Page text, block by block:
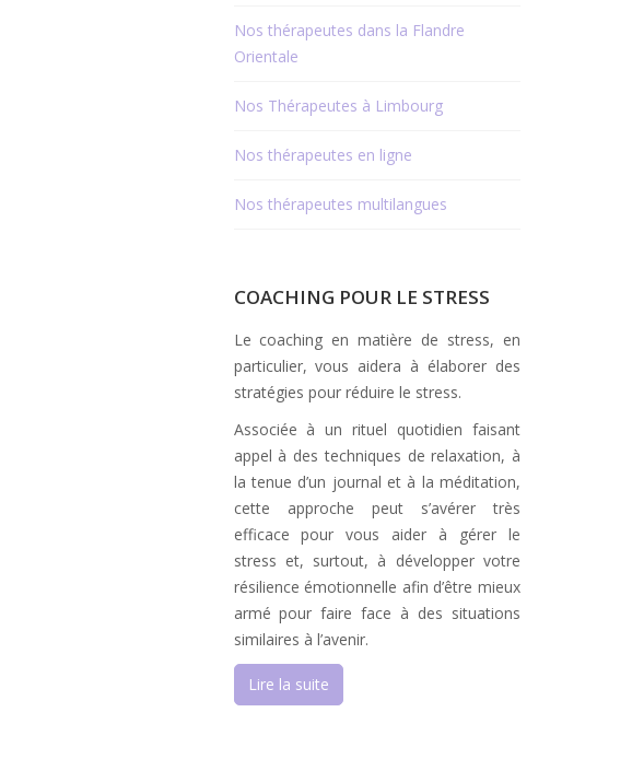
Nos thérapeutes dans la Flandre
Orientale
Nos Thérapeutes à Limbourg
Nos thérapeutes en ligne
Nos thérapeutes multilangues
COACHING POUR LE STRESS
Le coaching en matière de stress, en
particulier, vous aidera à élaborer des
stratégies pour réduire le stress.
Associée à un rituel quotidien faisant
appel à des techniques de relaxation, à
la tenue d’un journal et à la méditation,
cette approche peut s’avérer très
efficace pour vous aider à gérer le
stress et, surtout, à développer votre
résilience émotionnelle afin d’être mieux
armé pour faire face à des situations
similaires à l’avenir.
Lire la suite